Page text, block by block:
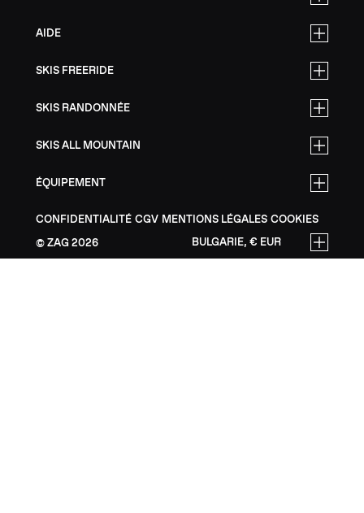
AIDE
SKIS FREERIDE
SKIS RANDONNÉE
SKIS ALL MOUNTAIN
ÉQUIPEMENT
CONFIDENTIALITÉ CGV MENTIONS LÉGALES COOKIES
ZAG 2026 BULGARIE, € EUR